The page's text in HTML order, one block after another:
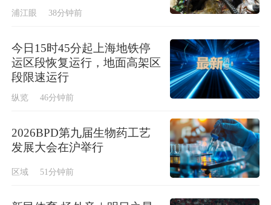
浦江眼 38分钟前
今日15时45分起上海地铁停
运区段恢复运行，地面高架区
段限速运行
纵览 46分钟前
2026BPD第九届生物药工艺
发展大会在沪举行
区域 51分钟前